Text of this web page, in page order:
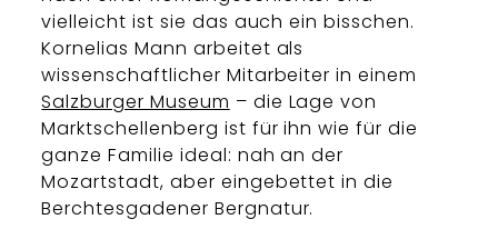
vielleicht ist sie das auch ein bisschen.
Kornelias Mann arbeitet als
wissenschaftlicher Mitarbeiter in einem
Salzburger Museum – die Lage von
Marktschellenberg ist für ihn wie für die
ganze Familie ideal: nah an der
Mozartstadt, aber eingebettet in die
Berchtesgadener Bergnatur.